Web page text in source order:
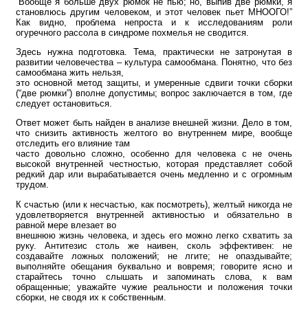
становлюсь другим человеком, и этот человек пьет МНООГО!”
Как видно, проблема непроста и к исследованиям роли
огуречного рассола в синдроме похмелья не сводится.
Здесь нужна подготовка. Тема, практически не затронутая в
развитии человечества – культура самообмана. Понятно, что без
самообмана жить нельзя,
это основной метод защиты, и умеренные сдвиги точки сборки
(“две рюмки”) вполне допустимы; вопрос заключается в том, где
следует остановиться.
Ответ может быть найден в анализе внешней жизни. Дело в том,
что снизить активность желтого во внутреннем мире, вообще
отследить его влияние там
часто довольно сложно, особенно для человека с не очень
высокой внутренней честностью, которая представляет собой
редкий дар или вырабатывается очень медленно и с огромным
трудом.
К счастью (или к несчастью, как посмотреть), желтый никогда не
удовлетворяется внутренней активностью и обязательно в
равной мере влезает во
внешнюю жизнь человека, и здесь его можно легко схватить за
руку. Антитезис столь же наивен, сколь эффективен: не
создавайте ложных положений; не лгите; не опаздывайте;
выполняйте обещания буквально и вовремя; говорите ясно и
старайтесь точно слышать и запоминать слова, к вам
обращенные; уважайте чужие реальности и положения точки
сборки, не сводя их к собственным.